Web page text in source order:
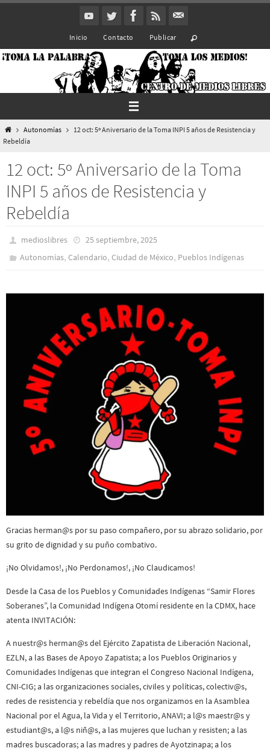
Inicio Contacto Publicar
InicioAutonomías
12 oct: 5º Aniversario de la Toma INPI 5 años de Resistencia y
Rebeldía
12 oct: 5º Aniversario de la Toma
INPI 5 años de Resistencia y
Rebeldía
medioslibres
25 septiembre, 2025
Autonomías,Calendario,Ciudad de México, Pueblos Indí­genas
Gracias herman@s por su paso compañero, por su abrazo solidario, por
su grito de dignidad y su puño combativo.
¡No Olvidamos!, ¡No Perdonamos!, ¡No Claudicamos!
Desde la Casa de los Pueblos y Comunidades Indígenas “Samir Flores
Soberanes”, la Comunidad Indígena Otomí residente en la CDMX, hace
atenta INVITACIÓN:
A nuestr@s herman@s del Ejército Zapatista de Liberación Nacional,
EZLN, a las Bases de Apoyo Zapatista; a los Pueblos Originarios y
Comunidades Indígenas que integran el Congreso Nacional Indígena,
CNI-CIG; a las organizaciones sociales, civiles y políticas, colectiv@s,
redes de resistencia y rebeldía que nos organizamos en la Asamblea
Nacional por el Agua, la Vida y el Territorio, ANAVI; a l@s maestr@s y
estudiant@s, a l@s niñ@s, a las mujeres que luchan y resisten; a las
madres buscadoras; a las madres y padres de Ayotzinapa; a los